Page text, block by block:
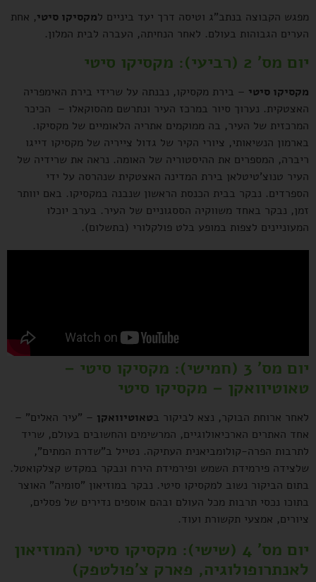
מפגש הקבוצה בנתב"ג וטיסה דרך יעד ביניים למקסיקו סיטי, אחת
הערים הגבוהות בעולם. לאחר הנחיתה, העברה לבית המלון.
יום מס' 2 (רביעי): מקסיקו סיטי
מקסיקו סיטי – בירת מקסיקו, נבנתה על שרידי בירת האימפריה
האצטקית. נערוך סיור במרכז העיר ונתרשם מהסוקאלו – הכיכר
המרכזית של העיר, בה ממוקמים אתריה הלאומיים של מקסיקו.
בארמון הנשיאותי, ציורי הקיר של גדול צייריה של מקסיקו דייגו
ריברה, המספרים את ההיסטוריה של האומה. נראה את שרידיה של
העיר טנוצ'טיטלאן בירת המדינה האצטקית שנהרסה על ידי
הספרדים. נבקר בבית הכנסת הראשון שנבנה במקסיקו. באם יוותר
זמן, נבקר באחד משווקיה הססגוניים של העיר. בערב יוכלו
המעוניינים לצפות במופע בלט פולקלורי (בתשלום).
יום מס' 3 (חמישי):
מקסיקו סיטי –
טאוטיוואקן – מקסיקו סיטי
לאחר ארוחת הבוקר, נצא לביקור בטאוטיוואקן – "עיר האלים" –
אחד האתרים הארכיאולוגיים, המרשימים והחשובים בעולם, שריד
לתרבות הפרה-קולומביאנית העתיקה. נטייל ב"שדרת המתים",
שלצידה פירמידת השמש ופירמידת הירח ונבקר במקדש קצלקואטל.
בתום הביקור נשוב למקסיקו סיטי. נבקר במוזיאון "סומיה" האוצר
בתוכו נכסי תרבות מכל העולם ובהם אוספים נדירים של פסלים,
ציורים, אמצעי תקשורת ועוד.
יום מס' 4 (שישי):
מקסיקו סיטי (המוזיאון
לאנתרופולוגיה, פארק צ'פולטפק)